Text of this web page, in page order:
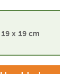
x 19 cm